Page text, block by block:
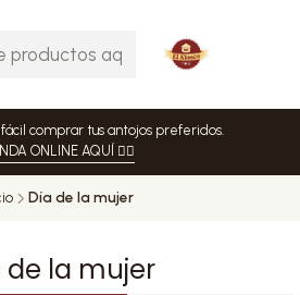
comprar tus antojos preferidos.
ONLINE AQUÍ 👈🏻
Día de la mujer
de la mujer